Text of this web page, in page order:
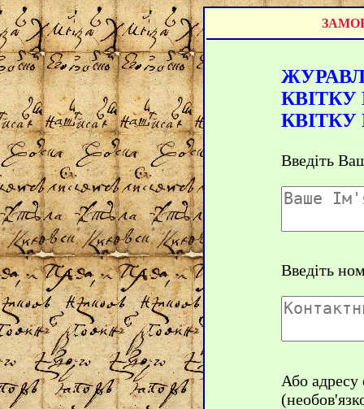
КВІТКУ
КВІТКУ
Введіть
Введіть
Або